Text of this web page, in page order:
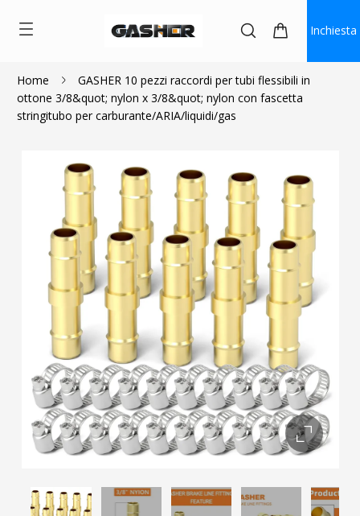
Inchiesta
Home
GASHER 10 pezzi raccordi per tubi flessibili in
ottone 3/8&quot; nylon x 3/8&quot; nylon con fascetta
stringitubo per carburante/ARIA/liquidi/gas
$11.70